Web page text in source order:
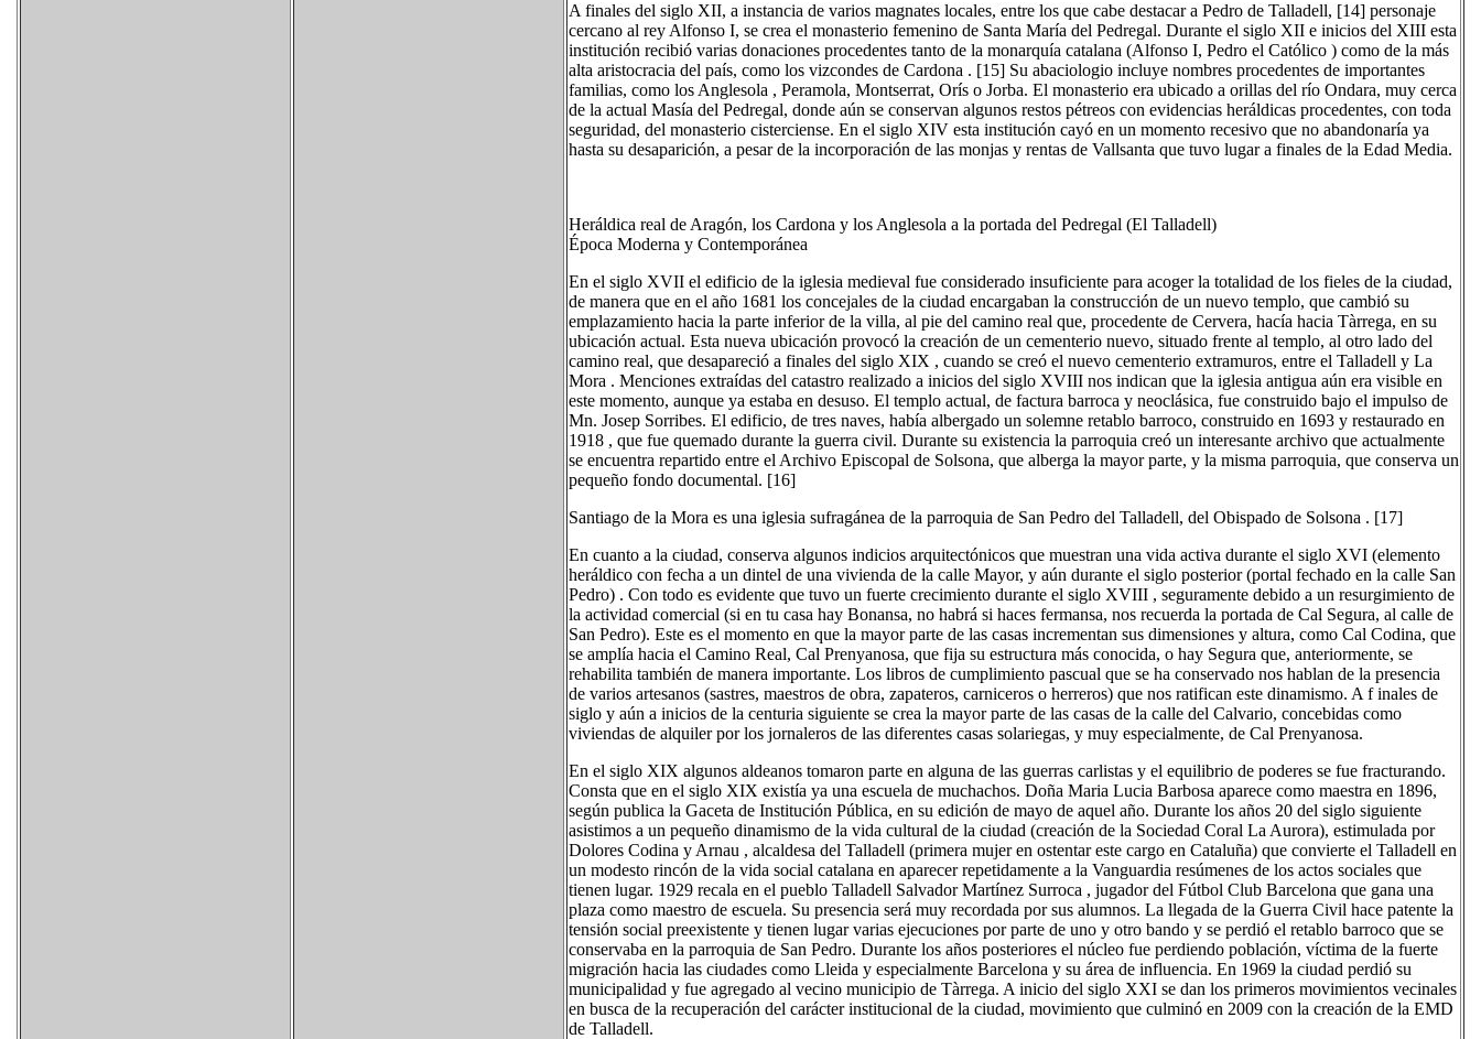
A finales del siglo XII, a instancia de varios magnates locales, entre los que cabe destacar a Pedro de Talladell, [14] personaje
cercano al rey Alfonso I, se crea el monasterio femenino de Santa María del Pedregal. Durante el siglo XII e inicios del XIII esta
institución recibió varias donaciones procedentes tanto de la monarquía catalana (Alfonso I, Pedro el Católico ) como de la más
alta aristocracia del país, como los vizcondes de Cardona . [15] Su abaciologio incluye nombres procedentes de importantes
familias, como los Anglesola , Peramola, Montserrat, Orís o Jorba. El monasterio era ubicado a orillas del río Ondara, muy cerca
de la actual Masía del Pedregal, donde aún se conservan algunos restos pétreos con evidencias heráldicas procedentes, con toda
seguridad, del monasterio cisterciense. En el siglo XIV esta institución cayó en un momento recesivo que no abandonaría ya
hasta su desaparición, a pesar de la incorporación de las monjas y rentas de Vallsanta que tuvo lugar a finales de la Edad Media.
Heráldica real de Aragón, los Cardona y los Anglesola a la portada del Pedregal (El Talladell)
Época Moderna y Contemporánea
En el siglo XVII el edificio de la iglesia medieval fue considerado insuficiente para acoger la totalidad de los fieles de la ciudad,
de manera que en el año 1681 los concejales de la ciudad encargaban la construcción de un nuevo templo, que cambió su
emplazamiento hacia la parte inferior de la villa, al pie del camino real que, procedente de Cervera, hacía hacia Tàrrega, en su
ubicación actual. Esta nueva ubicación provocó la creación de un cementerio nuevo, situado frente al templo, al otro lado del
camino real, que desapareció a finales del siglo XIX , cuando se creó el nuevo cementerio extramuros, entre el Talladell y La
Mora . Menciones extraídas del catastro realizado a inicios del siglo XVIII nos indican que la iglesia antigua aún era visible en
este momento, aunque ya estaba en desuso. El templo actual, de factura barroca y neoclásica, fue construido bajo el impulso de
Mn. Josep Sorribes. El edificio, de tres naves, había albergado un solemne retablo barroco, construido en 1693 y restaurado en
1918 , que fue quemado durante la guerra civil. Durante su existencia la parroquia creó un interesante archivo que actualmente
se encuentra repartido entre el Archivo Episcopal de Solsona, que alberga la mayor parte, y la misma parroquia, que conserva un
pequeño fondo documental. [16]
Santiago de la Mora es una iglesia sufragánea de la parroquia de San Pedro del Talladell, del Obispado de Solsona . [17]
En cuanto a la ciudad, conserva algunos indicios arquitectónicos que muestran una vida activa durante el siglo XVI (elemento
heráldico con fecha a un dintel de una vivienda de la calle Mayor, y aún durante el siglo posterior (portal fechado en la calle San
Pedro) . Con todo es evidente que tuvo un fuerte crecimiento durante el siglo XVIII , seguramente debido a un resurgimiento de
la actividad comercial (si en tu casa hay Bonansa, no habrá si haces fermansa, nos recuerda la portada de Cal Segura, al calle de
San Pedro). Este es el momento en que la mayor parte de las casas incrementan sus dimensiones y altura, como Cal Codina, que
se amplía hacia el Camino Real, Cal Prenyanosa, que fija su estructura más conocida, o hay Segura que, anteriormente, se
rehabilita también de manera importante. Los libros de cumplimiento pascual que se ha conservado nos hablan de la presencia
de varios artesanos (sastres, maestros de obra, zapateros, carniceros o herreros) que nos ratifican este dinamismo. A f inales de
siglo y aún a inicios de la centuria siguiente se crea la mayor parte de las casas de la calle del Calvario, concebidas como
viviendas de alquiler por los jornaleros de las diferentes casas solariegas, y muy especialmente, de Cal Prenyanosa.
En el siglo XIX algunos aldeanos tomaron parte en alguna de las guerras carlistas y el equilibrio de poderes se fue fracturando.
Consta que en el siglo XIX existía ya una escuela de muchachos. Doña Maria Lucia Barbosa aparece como maestra en 1896,
según publica la Gaceta de Institución Pública, en su edición de mayo de aquel año. Durante los años 20 del siglo siguiente
asistimos a un pequeño dinamismo de la vida cultural de la ciudad (creación de la Sociedad Coral La Aurora), estimulada por
Dolores Codina y Arnau , alcaldesa del Talladell (primera mujer en ostentar este cargo en Cataluña) que convierte el Talladell en
un modesto rincón de la vida social catalana en aparecer repetidamente a la Vanguardia resúmenes de los actos sociales que
tienen lugar. 1929 recala en el pueblo Talladell Salvador Martínez Surroca , jugador del Fútbol Club Barcelona que gana una
plaza como maestro de escuela. Su presencia será muy recordada por sus alumnos. La llegada de la Guerra Civil hace patente la
tensión social preexistente y tienen lugar varias ejecuciones por parte de uno y otro bando y se perdió el retablo barroco que se
conservaba en la parroquia de San Pedro. Durante los años posteriores el núcleo fue perdiendo población, víctima de la fuerte
migración hacia las ciudades como Lleida y especialmente Barcelona y su área de influencia. En 1969 la ciudad perdió su
municipalidad y fue agregado al vecino municipio de Tàrrega. A inicio del siglo XXI se dan los primeros movimientos vecinales
en busca de la recuperación del carácter institucional de la ciudad, movimiento que culminó en 2009 con la creación de la EMD
de Talladell.